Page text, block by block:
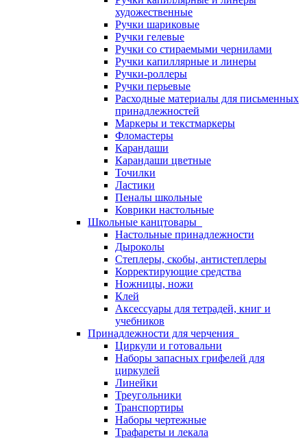
художественные
Ручки шариковые
Ручки гелевые
Ручки со стираемыми чернилами
Ручки капиллярные и линеры
Ручки-роллеры
Ручки перьевые
Расходные материалы для письменных
принадлежностей
Маркеры и текстмаркеры
Фломастеры
Карандаши
Карандаши цветные
Точилки
Ластики
Пеналы школьные
Коврики настольные
Школьные канцтовары
Настольные принадлежности
Дыроколы
Степлеры, скобы, антистеплеры
Корректирующие средства
Ножницы, ножи
Клей
Аксессуары для тетрадей, книг и
учебников
Принадлежности для черчения
Циркули и готовальни
Наборы запасных грифелей для
циркулей
Линейки
Треугольники
Транспортиры
Наборы чертежные
Трафареты и лекала